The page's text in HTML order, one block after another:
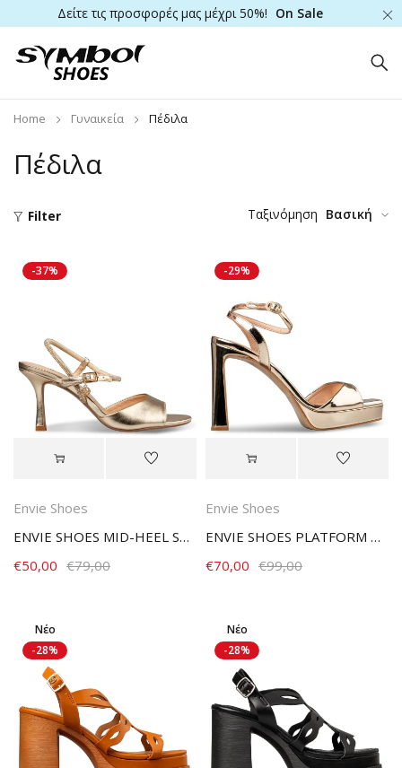
Δείτε τις προσφορές μας μέχρι 50%! On Sale
Πέδιλα
Home Γυναικεία Πέδιλα
Filter Ταξινόμηση Βασική
-37%
Envie Shoes
ENVIE SHOES MID-HEEL SANDALS E83-23053-59 GOLD
€79,00
€50,00
-29%
Envie Shoes
ENVIE SHOES PLATFORM HEEL SANDALS E02-23740-59 GOLD
€99,00
€70,00
Νέο
-28%
Νέο
-28%